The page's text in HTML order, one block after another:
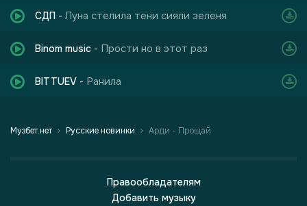
СДП - Луна стелила тени сияли зеленя
Binom music - Прости но в этот раз
BITTUEV - Ранила
Музбет.нет Русские новинки Арди - Прощай
Правообладателям
Добавить музыку